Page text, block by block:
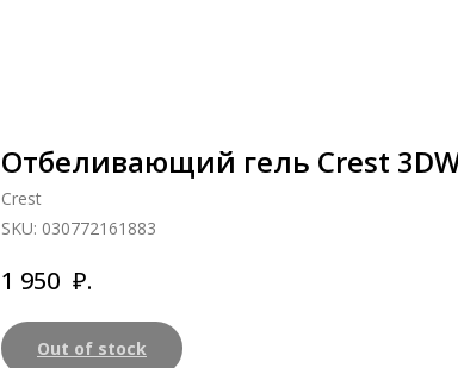
Отбеливающий гель Crest
Crest
SKU: 030772161883
1 950 ₽.
Out of stock